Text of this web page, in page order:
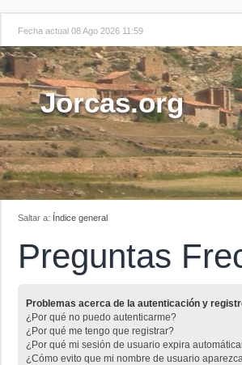
Fecha actual 08 Ago 2026 11:59
Jorcas.org
Saltar a: Índice general
Preguntas
Problemas acerca de la autenticación y
¿Por qué no puedo autenticarme?
¿Por qué me tengo que registrar?
¿Por qué mi sesión de usuario expira
¿Cómo evito que mi nombre de usuario